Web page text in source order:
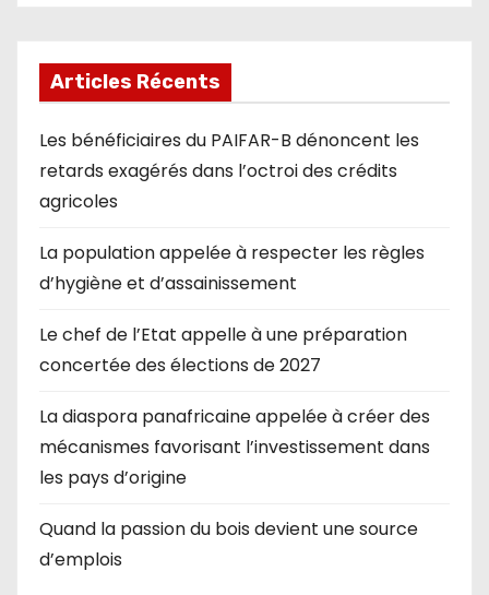
Articles Récents
Les bénéficiaires du PAIFAR-B dénoncent les
retards exagérés dans l’octroi des crédits
agricoles
La population appelée à respecter les règles
d’hygiène et d’assainissement
Le chef de l’Etat appelle à une préparation
concertée des élections de 2027
La diaspora panafricaine appelée à créer des
mécanismes favorisant l’investissement dans
les pays d’origine
Quand la passion du bois devient une source
d’emplois